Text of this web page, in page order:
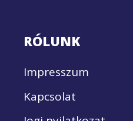
RÓLUNK
Impresszum
Kapcsolat